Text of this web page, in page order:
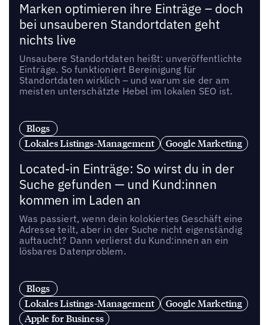
Marken optimieren ihre Einträge – doch
bei unsauberen Standortdaten geht
nichts live
Unsaubere Standortdaten heißt: unveröffentlichte
Einträge. So funktioniert Bereinigung für
Standortdaten wirklich – und warum sie der am
meisten unterschätzte Hebel im lokalen SEO ist.
Blogs
Lokales Listings-Management
Google Marketing
Located-in Einträge: So wirst du in der
Suche gefunden — und Kund:innen
kommen im Laden an
Was passiert, wenn dein kolokiertes Geschäft eine
Adresse teilt, aber in der Suche nicht eigenständig
auftaucht? Dann verlierst du Kund:innen an ein
lösbares Datenproblem.
Blogs
Lokales Listings-Management
Google Marketing
Apple for Business